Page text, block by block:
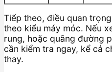
Tiếp theo, điều quan
theo kiểu máy móc. Nếu
rung, hoặc quãng đường
cần kiểm tra ngay, kể cả
thay.